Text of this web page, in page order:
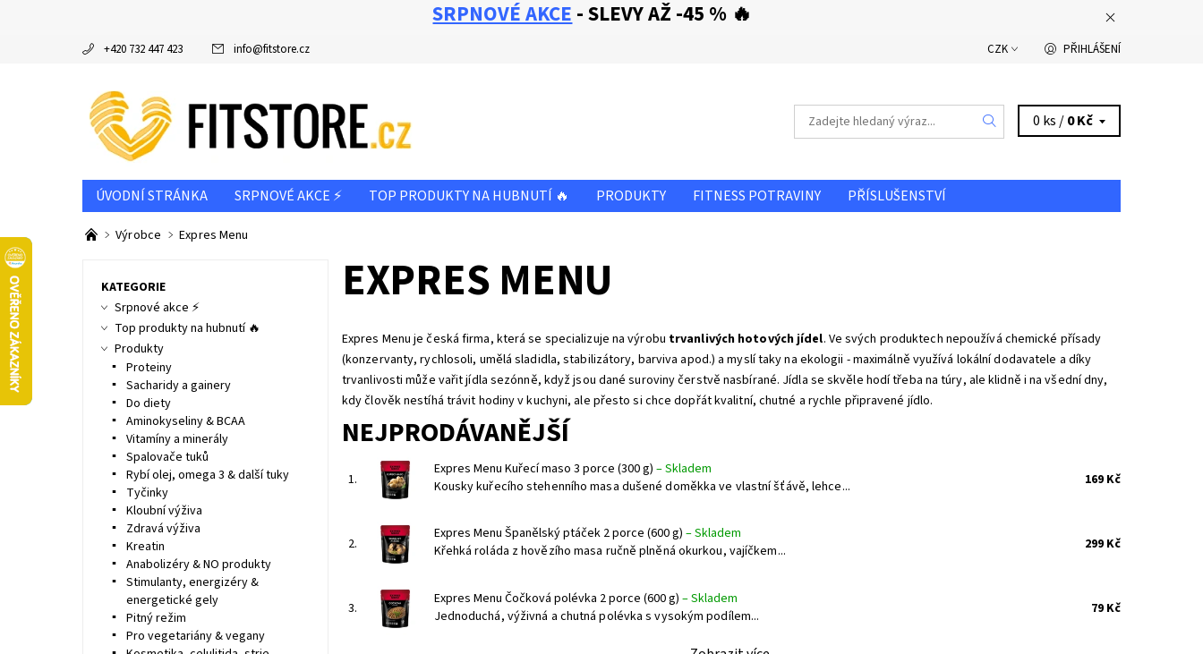
SRPNOVÉ AKCE - SLEVY AŽ -45 % 🔥
+420 732 447 423 info@fitstore.cz CZK PŘIHLÁŠENÍ
0 ks /0 Kč
ÚVODNÍ STRÁNKA SRPNOVÉ AKCE ⚡ TOP PRODUKTY NA HUBNUTÍ 🔥 PRODUKTY FITNESS POTRAVINY
PŘÍSLUŠENSTVÍ
DOPORUČUJEME
VÝROBCE
KONTAKTY
Výrobce Expres Menu
EXPRES MENU
Expres Menu je česká firma, která se specializuje na výrobu trvanlivých hotových jídel. Ve svých produktech nepoužívá chemické přísady
(konzervanty, rychlosoli, umělá sladidla, stabilizátory, barviva apod.) a myslí taky na ekologii - maximálně využívá lokální dodavatele a díky
trvanlivosti může vařit jídla sezónně, když jsou dané suroviny čerstvě nasbírané. Jídla se skvěle hodí třeba na túry, ale klidně i na všední dny,
kdy člověk nestíhá trávit hodiny v kuchyni, ale přesto si chce dopřát kvalitní, chutné a rychle připravené jídlo.
NEJPRODÁVANĚJŠÍ
1.
Expres Menu Kuřecí maso 3 porce (300 g) –Skladem
Kousky kuřecího stehenního masa dušené doměkka ve vlastní šťávě, lehce...
169 Kč
2.
Expres Menu Španělský ptáček 2 porce (600 g) –Skladem
Křehká roláda z hovězího masa ručně plněná okurkou, vajíčkem...
299 Kč
3.
Expres Menu Čočková polévka 2 porce (600 g) –Skladem
Jednoduchá, výživná a chutná polévka s vysokým podílem...
79 Kč
KATEGORIE
Srpnové akce ⚡
Top produkty na hubnutí 🔥
Produkty
Proteiny
Sacharidy a gainery
Do diety
Aminokyseliny & BCAA
Vitamíny a minerály
Spalovače tuků
Rybí olej, omega 3 & další tuky
Tyčinky
Kloubní výživa
Zdravá výživa
Kreatin
Anabolizéry & NO produkty
Stimulanty, energizéry &
energetické gely
Pitný režim
Pro vegetariány & vegany